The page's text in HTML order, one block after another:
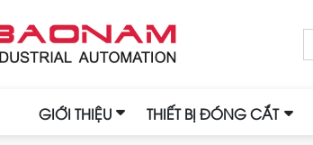
GIỚI THIỆU THIẾT BỊ ĐÓNG CẮT